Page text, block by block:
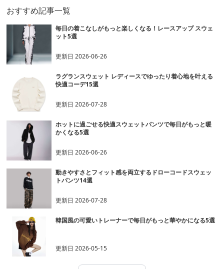
おすすめ記事一覧
毎日の着こなしがもっと楽しくなる！レースアップ スウェ
ット5選
更新日2026-06-26
ラグランスウェット レディースでゆったり着心地を叶える
快適コーデ15選
更新日2026-07-28
ホットに過ごせる快適スウェットパンツで毎日がもっと暖
かくなる5選
更新日2026-06-26
動きやすさとフィット感を両立するドローコードスウェッ
トパンツ14選
更新日2026-07-28
韓国風の可愛いトレーナーで毎日がもっと華やかになる5選
更新日2026-05-15